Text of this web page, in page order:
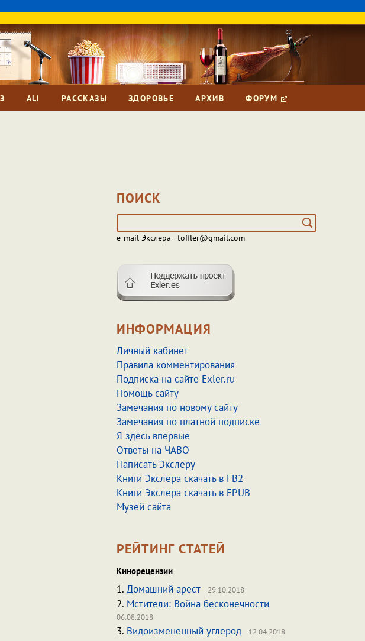
ALI РАССКАЗЫ ЗДОРОВЬЕ АРХИВ ФОРУМ
ПОИСК
e-mail Экслера - toffler@gmail.com
ИНФОРМАЦИЯ
Личный кабинет
Правила комментирования
Подписка на сайте Exler.ru
Помощь сайту
Замечания по новому сайту
Замечания по платной подписке
Я здесь впервые
Ответы на ЧАВО
Написать Экслеру
Книги Экслера скачать в FB2
Книги Экслера скачать в EPUB
Музей сайта
РЕЙТИНГ СТАТЕЙ
Кинорецензии
1. Домашний арест 29.10.2018
2. Мстители: Война бесконечности
06.08.2018
3. Видоизмененный углерод 12.04.2018